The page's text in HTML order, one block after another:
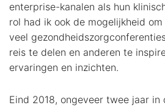
enterprise-kanalen als hun
rol had ik ook de mogelijkheid
veel
reis te delen en anderen te
ervaringen en inzichten.
Eind 2018, ongeveer twee jaar in